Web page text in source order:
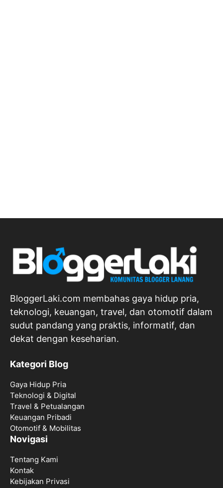
BloggerLaki.com membahas gaya hidup pria,
teknologi, keuangan, travel, dan otomotif dalam
sudut pandang yang praktis, informatif, dan
dekat dengan keseharian.
Kategori Blog
Gaya Hidup Pria
Teknologi & Digital
Travel & Petualangan
Keuangan Pribadi
Otomotif & Mobilitas
Novigasi
Tentang Kami
Kontak
Kebijakan Privasi